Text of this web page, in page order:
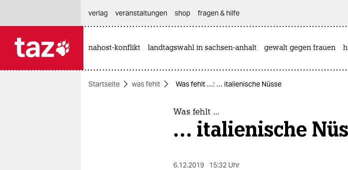
themen
verlag
veranstaltungen shop fragen & hilfe
nahost-konflikt landtagswahl in sachsen-anhalt gewalt gegen frauen
Startseite was fehlt Was fehlt …: … italienische Nüsse
Was fehlt …
… italienische
6.12.2019 15:32 Uhr